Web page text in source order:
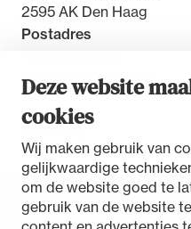
Deze website
cookies
Wij maken gebruik van
gelijkwaardige
om de website goed te
gebruik van de website
2595 AK Den Haag
Postadres
2500 GW Den Haag
Toegankelijkheidsverklaring